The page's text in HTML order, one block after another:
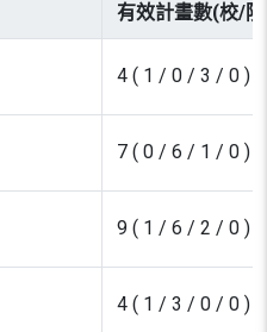
有效計畫數(校/
4 ( 1 / 0 / 3 / 0 )
7 ( 0 / 6 / 1 / 0 )
9 ( 1 / 6 / 2 / 0 )
4 ( 1 / 3 / 0 / 0 )